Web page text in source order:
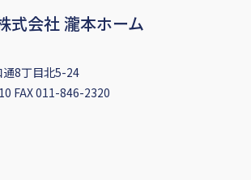
式会社 瀧本ホーム
8丁目北5-24
FAX 011-846-2320